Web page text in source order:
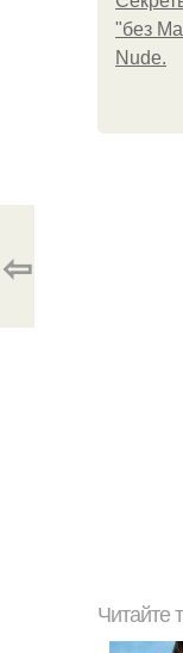
"без
Nude.
⇦
Читайте